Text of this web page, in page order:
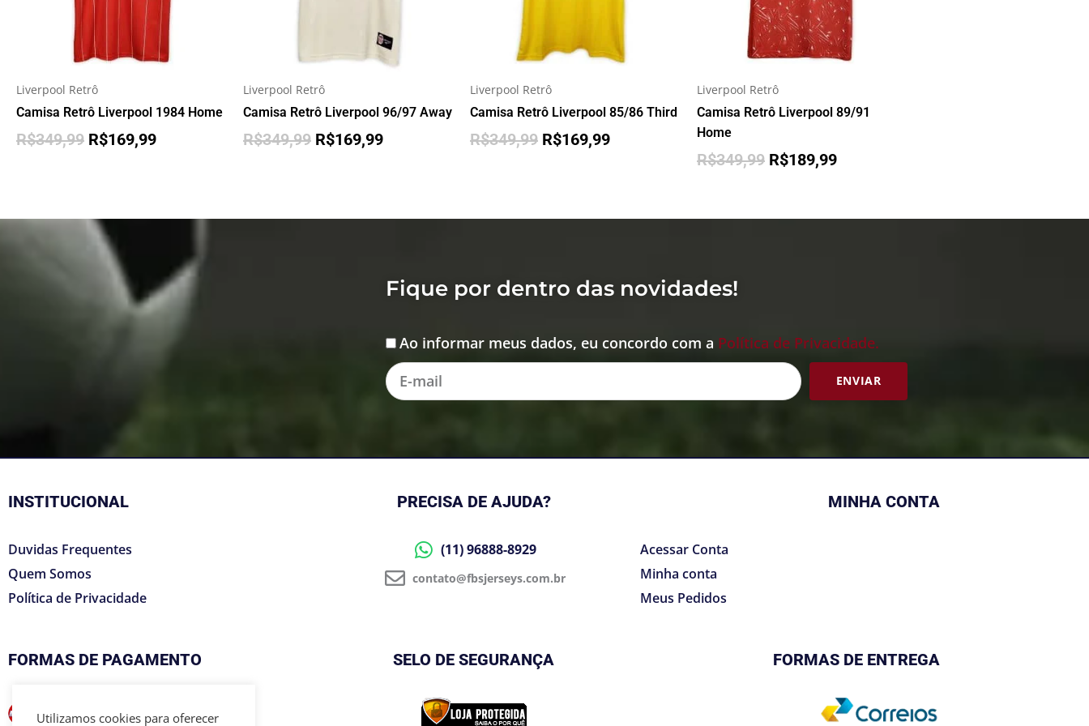
Liverpool Retrô
Camisa Retrô Liverpool 1984 Home
R$349,99 R$169,99
Liverpool Retrô
Camisa Retrô Liverpool 96/97 Away
R$349,99 R$169,99
Liverpool Retrô
Camisa Retrô Liverpool 85/86 Third
R$349,99 R$169,99
Liverpool Retrô
Camisa Retrô Liverpool 89/91
Home
R$349,99 R$189,99
Fique por dentro das novidades!
Ao informar meus dados, eu concordo com a Política de Privacidade.
E-
mail
ENVIAR
INSTITUCIONAL
Duvidas Frequentes
Quem Somos
Política de Privacidade
PRECISA DE AJUDA?
(11) 96888-8929
contato@fbsjerseys.com.br
MINHA CONTA
Acessar Conta
Minha conta
Meus Pedidos
FORMAS DE PAGAMENTO SELO DE SEGURANÇA FORMAS DE ENTREGA
Utilizamos cookies para oferecer